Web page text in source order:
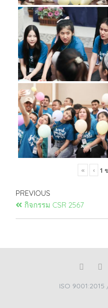
« ‹ 1
PREVIOUS
กิจกรรม CSR 2567
ISO 9001:2015